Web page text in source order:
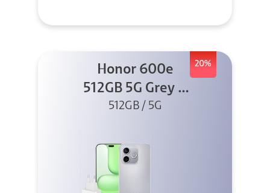
20%
Honor 600e
512GB 5G Grey +
45W
512GB / 5G